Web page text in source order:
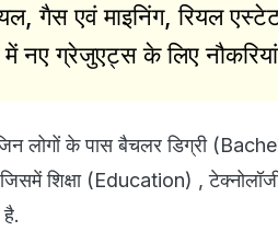
गैस एवं माइनिंग, रियल
नए ग्रेजुएट्स के लिए
जिन लोगों के पास बैचलर डिग्री
शिक्षा (Education) ,